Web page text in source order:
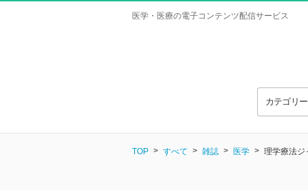
医学・医療の電子コンテンツ配信サービス
カテゴリ
TOP すべて 雑誌 医学 理学療法